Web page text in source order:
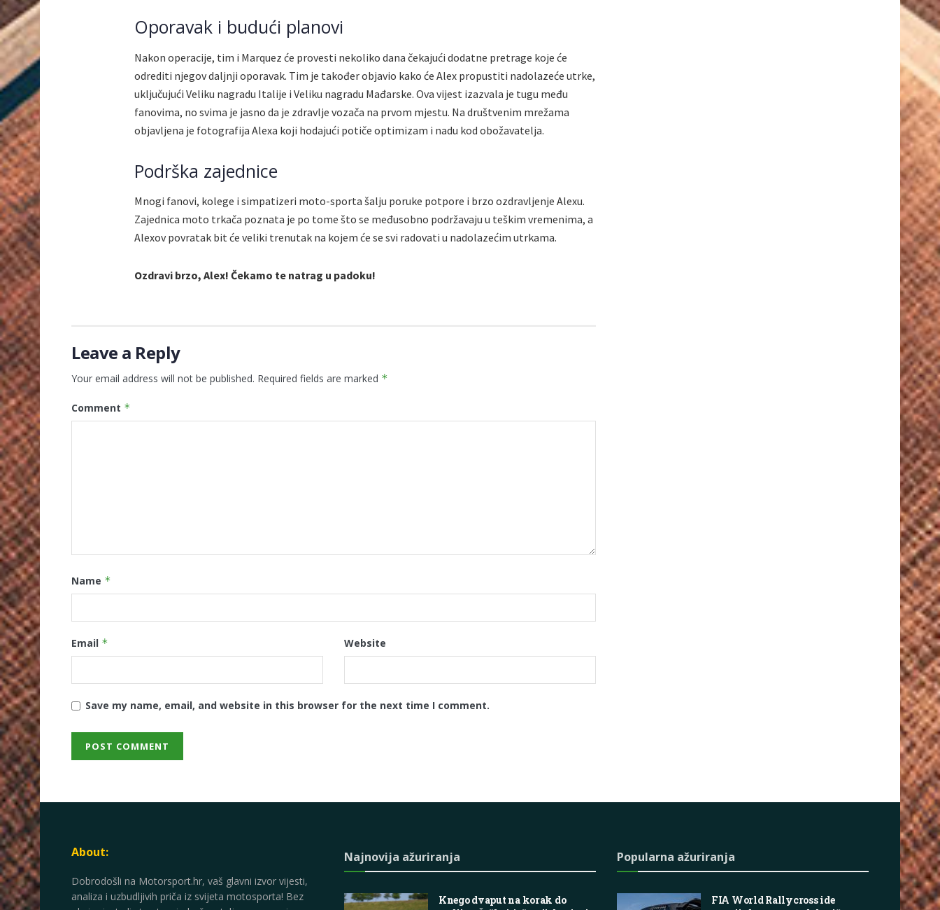
Oporavak i budući planovi
Nakon operacije, tim i Marquez će provesti nekoliko dana čekajući dodatne pretrage koje će
odrediti njegov daljnji oporavak. Tim je također objavio kako će Alex propustiti nadolazeće utrke,
uključujući Veliku nagradu Italije i Veliku nagradu Mađarske. Ova vijest izazvala je tugu među
fanovima, no svima je jasno da je zdravlje vozača na prvom mjestu. Na društvenim mrežama
objavljena je fotografija Alexa koji hodajući potiče optimizam i nadu kod obožavatelja.
Podrška zajednice
Mnogi fanovi, kolege i simpatizeri moto-sporta šalju poruke potpore i brzo ozdravljenje Alexu.
Zajednica moto trkača poznata je po tome što se međusobno podržavaju u teškim vremenima, a
Alexov povratak bit će veliki trenutak na kojem će se svi radovati u nadolazećim utrkama.
Ozdravi brzo, Alex! Čekamo te natrag u padoku!
Leave a Reply
Your email address will not be published. Required fields are marked *
Comment *
Name *
Email * Website
Save my name, email, and website in this browser for the next time I comment.
About:
Dobrodošli na Motorsport.hr, vaš glavni izvor vijesti,
analiza i uzbudljivih priča iz svijeta motosporta! Bez
Najnovija ažuriranja
Knego dvaput na korak do
Popularna ažuriranja
FIA World Rallycross ide